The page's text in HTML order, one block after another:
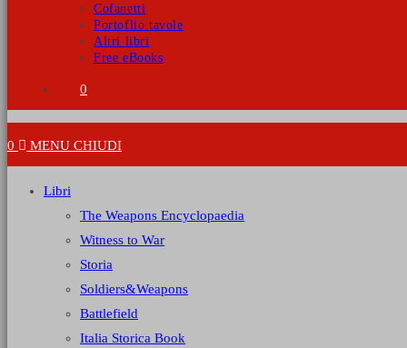
Cofanetti
Portoflio tavole
Altri libri
Free eBooks
0
0 MENU CHIUDI
Libri
The Weapons Encyclopaedia
Witness to War
Storia
Soldiers&Weapons
Battlefield
Italia Storica Book